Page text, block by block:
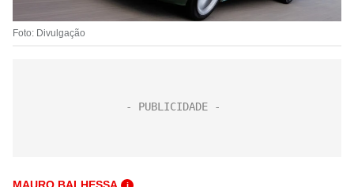
Foto: Divulgação
i